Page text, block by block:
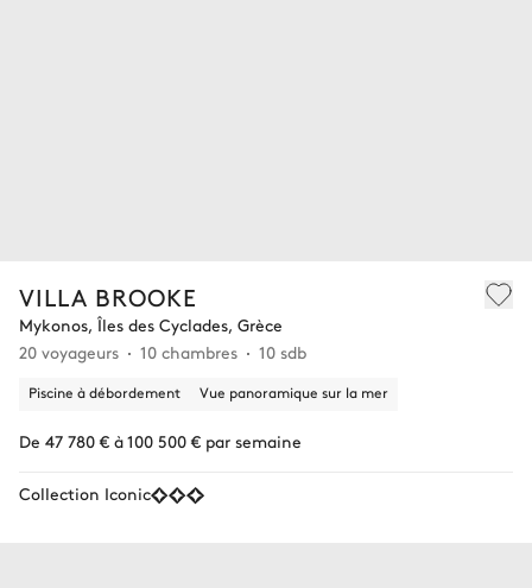
VILLA BROOKE
Mykonos, Îles des Cyclades, Grèce
20 voyageurs
10 chambres 10 sdb
Piscine à débordement Vue panoramique sur la mer
De 47 780 € à 100 500 € par semaine
Collection Iconic